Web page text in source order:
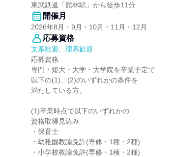
東武鉄道「館林駅」から徒歩11分
開催月
2026年8月・9月・10月・11月・12月
応募資格
文系歓迎、理系歓迎
応募資格
専門・短大・大学・大学院を卒業予定で
以下の(1)、(2)のいずれかの条件を
満たしている方。
(1)卒業時点で以下のいずれかの
資格取得見込み
・保育士
・幼稚園教諭免許(専修・1種・2種)
・小学校教諭免許(専修・1種・2種)